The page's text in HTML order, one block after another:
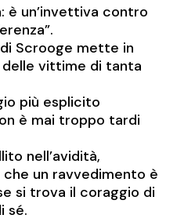
è un’invettiva contro
Scrooge mette in
vittime di tanta
più esplicito
è mai troppo tardi
nell’avidità,
un ravvedimento è
si trova il coraggio di
sé.